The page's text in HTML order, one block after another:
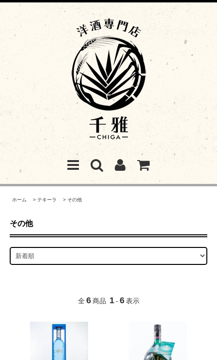
ホーム > テキーラ > その他
その他
全 6 商品 1 - 6 表示